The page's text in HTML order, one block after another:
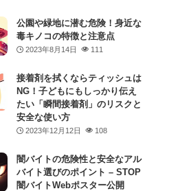
公園や緑地に潜む危険！身近な
毒キノコの特徴と注意点
2023年8月14日 111
接着剤を拭くならティッシュは
NG！子どもにもしっかり伝え
たい「瞬間接着剤」のリスクと
安全な使い方
2023年12月12日 108
闇バイトの危険性と安全なアル
バイト選びのポイント – STOP
闇バイトWebポスター公開